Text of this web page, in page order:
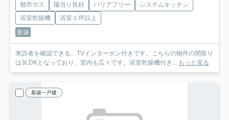
都市ガス 陽当り良好 バリアフリー
システムキッチン
浴室乾燥機
浴室１坪以上
新築
来訪者を確認できる、TVインターホン付きです。こちらの物件の間取り
は3LDKとなっており、室内も広々です。浴室乾燥機付き... もっと見る
新築一戸建